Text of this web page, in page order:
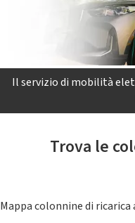
Il servizio di mobilità
Trova le
Mappa colonnine di